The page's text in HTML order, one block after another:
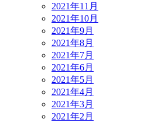
2021年11月
2021年10月
2021年9月
2021年8月
2021年7月
2021年6月
2021年5月
2021年4月
2021年3月
2021年2月